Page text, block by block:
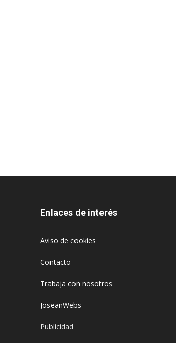
Enlaces de interés
Aviso de cookies
Contacto
Trabaja con nosotros
JoseanWebs
Publicidad